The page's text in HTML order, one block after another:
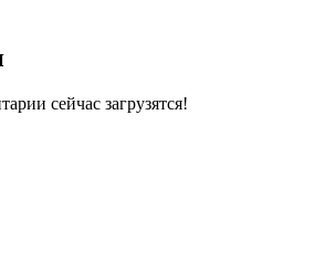
сейчас загрузятся!